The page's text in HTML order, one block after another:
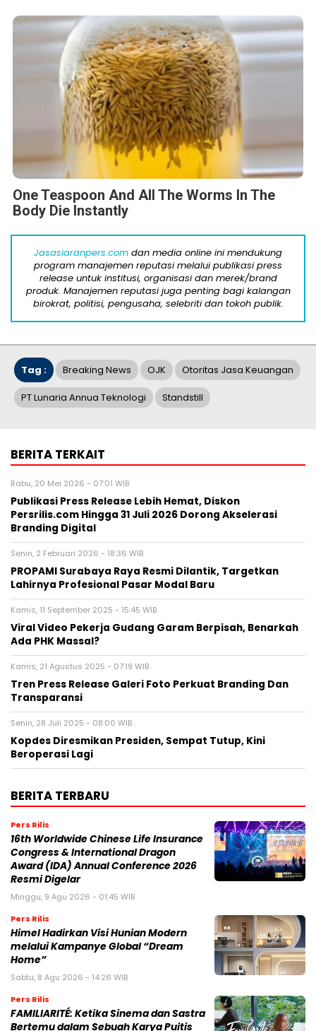
One Teaspoon And All The Worms In The
Body Die Instantly
Jasasiaranpers.com dan media online ini mendukung
program manajemen reputasi melalui publikasi press
release untuk institusi, organisasi dan merek/brand
produk. Manajemen reputasi juga penting bagi kalangan
birokrat, politisi, pengusaha, selebriti dan tokoh publik.
Tag : Breaking News OJK Otoritas Jasa Keuangan
PT Lunaria Annua Teknologi Standstill
BERITA TERKAIT
Rabu, 20 Mei 2026 - 07:01 WIB
Publikasi Press Release Lebih Hemat, Diskon
Persrilis.com Hingga 31 Juli 2026 Dorong Akselerasi
Branding Digital
Senin, 2 Februari 2026 - 18:36 WIB
PROPAMI Surabaya Raya Resmi Dilantik, Targetkan
Lahirnya Profesional Pasar Modal Baru
Kamis, 11 September 2025 - 15:45 WIB
Viral Video Pekerja Gudang Garam Berpisah, Benarkah
Ada PHK Massal?
Kamis, 21 Agustus 2025 - 07:19 WIB
Tren Press Release Galeri Foto Perkuat Branding Dan
Transparansi
Senin, 28 Juli 2025 - 08:00 WIB
Kopdes Diresmikan Presiden, Sempat Tutup, Kini
Beroperasi Lagi
BERITA TERBARU
Pers Rilis
16th Worldwide Chinese Life Insurance
Congress & International Dragon
Award (IDA) Annual Conference 2026
Resmi Digelar
Minggu, 9 Agu 2026 - 01:45 WIB
Pers Rilis
Himel Hadirkan Visi Hunian Modern
melalui Kampanye Global “Dream
Home”
Sabtu, 8 Agu 2026 - 14:26 WIB
Pers Rilis
FAMILIARITÉ: Ketika Sinema dan Sastra
Bertemu dalam Sebuah Karya Puitis